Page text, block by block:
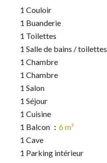
1 Couloir
1 Buanderie
1 Toilettes
1 Salle de bains / toilettes
1 Chambre
1 Chambre
1 Salon
1 Séjour
1 Cuisine
1 Balcon
6 m²
1 Cave
1 Parking intérieur